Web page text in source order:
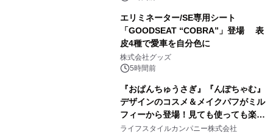
エリミネーター/SE専用シート
「GOODSEAT “COBRA”」登場 表
皮4種で愛車を自分色に
株式会社グッズ
5時間前
『おぱんちゅうさぎ』『んぽちゃむ』
デザインのコスメ＆メイクパフがミル
フィーから登場！見ても使っても楽し
い、ポップでキュートなコレクショ
ライフスタイルカンパニー株式会社